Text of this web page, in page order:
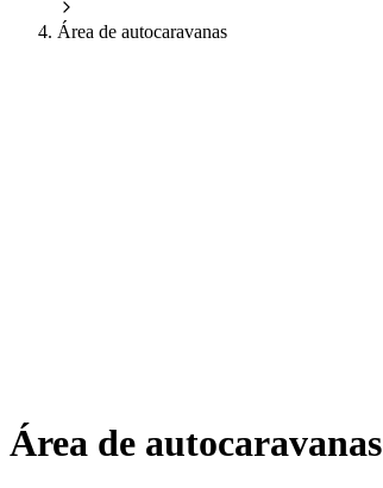
Área de autocaravanas
Área de autocaravanas